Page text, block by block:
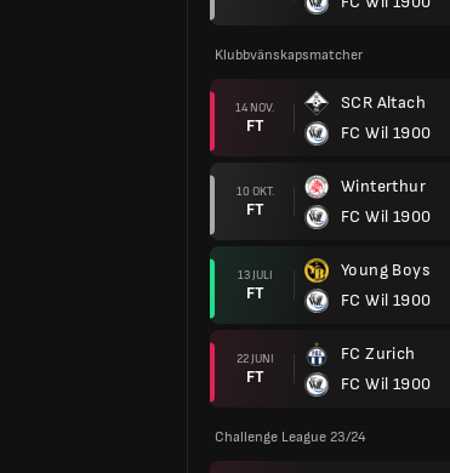
Klubbvänskapsmatcher
14 NOV.
FT
SCR Altach
FC Wil 1900
10 OKT.
FT
Winterthur
FC Wil 1900
13 JULI
FT
Young Boys
FC Wil 1900
22 JUNI
FT
FC Zurich
FC Wil 1900
Challenge League 23/24